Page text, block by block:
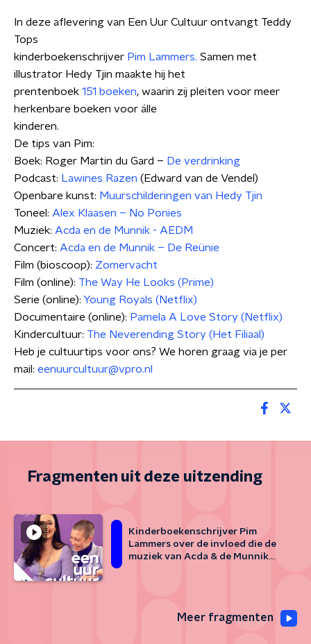
In deze aflevering van Een Uur Cultuur ontvangt Teddy
Tops
kinderboekenschrijver Pim Lammers. Samen met
illustrator Hedy Tjin maakte hij het
prentenboek 151 boeken, waarin zij pleiten voor meer
herkenbare boeken voor álle
kinderen.
De tips van Pim:
Boek: Roger Martin du Gard – De verdrinking
Podcast: Lawines Razen (Edward van de Vendel)
Openbare kunst: Muurschilderingen van Hedy Tjin
Toneel: Alex Klaasen – No Ponies
Muziek: Acda en de Munnik - AEDM
Concert: Acda en de Munnik – De Reünie
Film (bioscoop): Zomervacht
Film (online): The Way He Looks (Prime)
Serie (online): Young Royals (Netflix)
Documentaire (online): Pamela A Love Story (Netflix)
Kindercultuur: The Neverending Story (Het Filiaal)
Heb je cultuurtips voor ons? We horen graag via je per
mail: eenuurcultuur@vpro.nl
Fragmenten uit deze uitzending
Kinderboekenschrijver Pim
Lammers over de invloed die de
muziek van Acda & de Munnik
Meer fragmenten